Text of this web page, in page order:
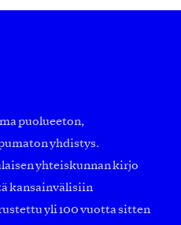
puolueeton,
yhdistys.
yhteiskunnan kirjo
kansainvälisiin
yli 100 vuotta sitten